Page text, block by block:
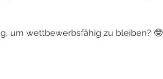
um wettbewerbsfähig zu bleiben? 🤓